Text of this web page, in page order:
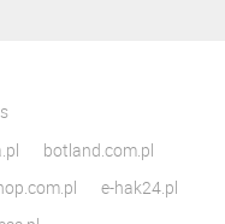
botland.com.pl
e-hak24.pl